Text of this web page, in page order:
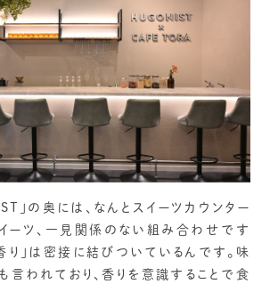
」の奥には、なんとスイーツカウンター
ーツ、一見関係のない組み合わせです
香り」は密接に結びついているんです。味
言われており、香りを意識することで食